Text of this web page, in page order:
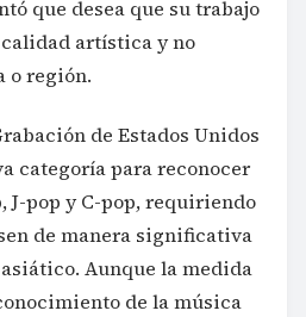
que desea que su trabajo
artística y no
o región.
de Estados Unidos
categoría para reconocer
J-pop y C-pop, requiriendo
de manera significativa
Aunque la medida
de la música